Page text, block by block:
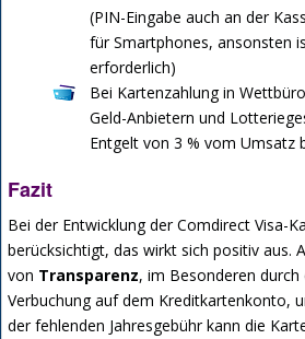
(PIN-Eingabe auch an der
für Smartphones, ansonsten
erforderlich)
Bei Kartenzahlung in
Geld-Anbietern und
Entgelt von 3 % vom Umsatz
Fazit
Bei der Entwicklung der Comdirect Visa-
berücksichtigt, das wirkt sich positiv aus.
von Transparenz, im Besonderen durch
Verbuchung auf dem Kreditkartenkonto,
der fehlenden Jahresgebühr kann die